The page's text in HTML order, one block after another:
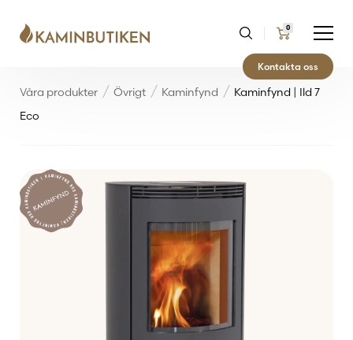
0
Kontakta oss
Våra produkter Övrigt Kaminfynd
Kaminfynd | Ild 7
Eco